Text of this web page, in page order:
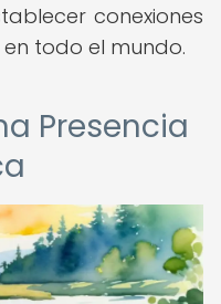
conexiones
todo el mundo.
Presencia